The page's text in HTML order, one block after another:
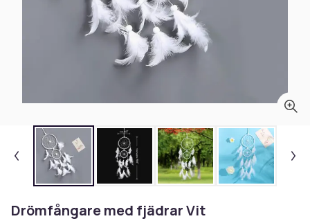
Drömfångare med fjädrar Vit